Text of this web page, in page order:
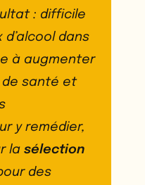
: difficile
dans
à augmenter
de santé et
y remédier,
lasélection
des